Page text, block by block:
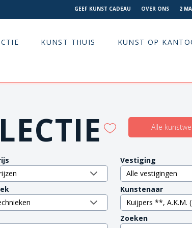
GEEF KUNST CADEAU OVER ONS 2
KUNST THUIS KUNST OP
Alle
Vestiging
Kunstenaar
Zoeken